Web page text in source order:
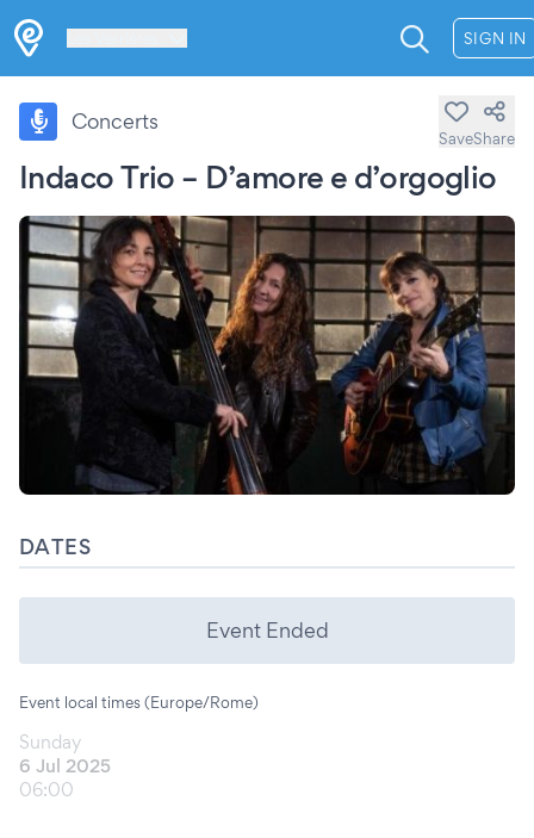
SIGN IN
Indaco Trio – D’amore e d’orgoglio
Concerts
SaveShare
DATES
Event Ended
Event local times (Europe/Rome)
Sunday
6 Jul 2025
06:00